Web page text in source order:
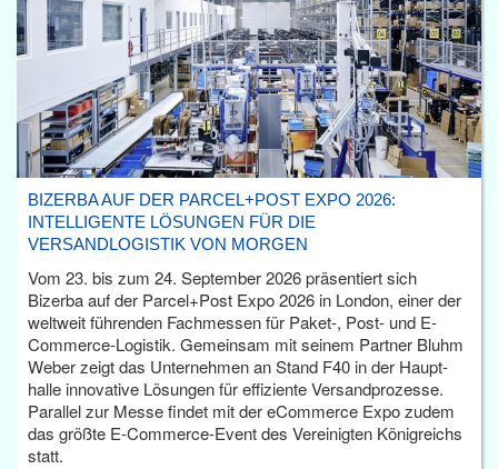
BIZERBA AUF DER PARCEL+POST EXPO 2026:
INTELLIGENTE LÖSUNGEN FÜR DIE
VERSANDLOGISTIK VON MORGEN
Vom 23. bis zum 24. September 2026 präsentiert sich
Bizerba auf der Parcel+Post Expo 2026 in London, einer der
weltweit führenden Fachmessen für Paket-, Post- und E-
Commerce-Logistik. Gemeinsam mit seinem Partner Bluhm
Weber zeigt das Unternehmen an Stand F40 in der Haupt­
halle innovative Lösungen für effiziente Versandprozesse.
Parallel zur Messe findet mit der eCommerce Expo zudem
das größte E-Commerce-Event des Vereinigten Königreichs
statt.